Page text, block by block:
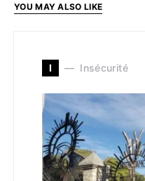
YOU MAY ALSO LIKE
I Insécurité